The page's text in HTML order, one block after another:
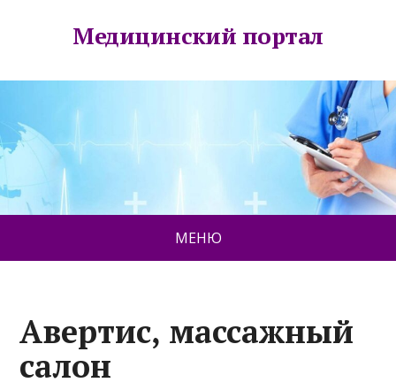
Медицинский портал
МЕНЮ
Авертис, массажный
салон